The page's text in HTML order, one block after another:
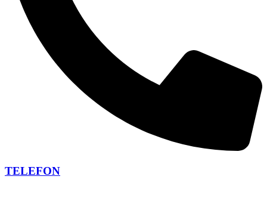
TELEFON